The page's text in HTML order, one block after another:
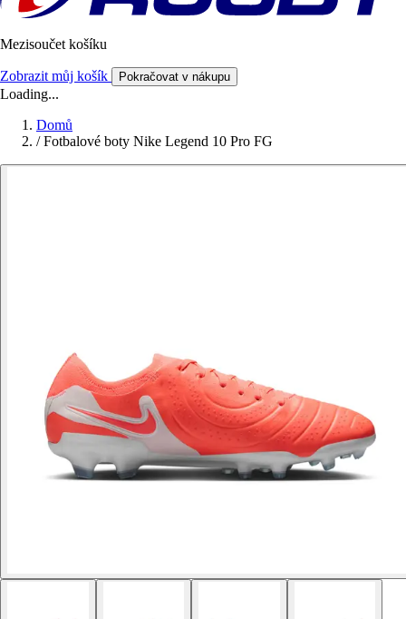
Mezisoučet košíku
Zobrazit můj košík Pokračovat v nákupu
Loading...
Domů
/ Fotbalové boty Nike Legend 10 Pro FG